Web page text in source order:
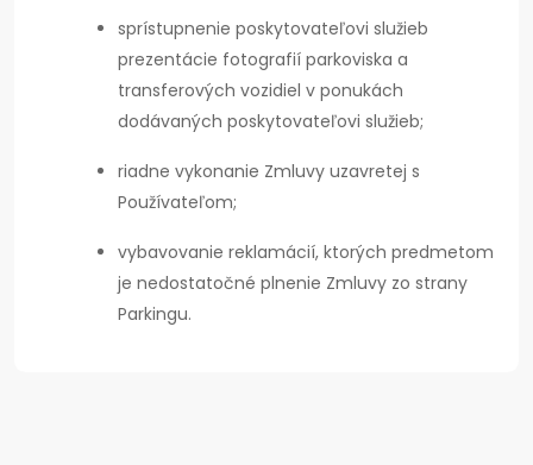
sprístupnenie poskytovateľovi služieb
prezentácie fotografií parkoviska a
transferových vozidiel v ponukách
dodávaných poskytovateľovi služieb;
riadne vykonanie Zmluvy uzavretej s
Používateľom;
vybavovanie reklamácií, ktorých predmetom
je nedostatočné plnenie Zmluvy zo strany
Parkingu.